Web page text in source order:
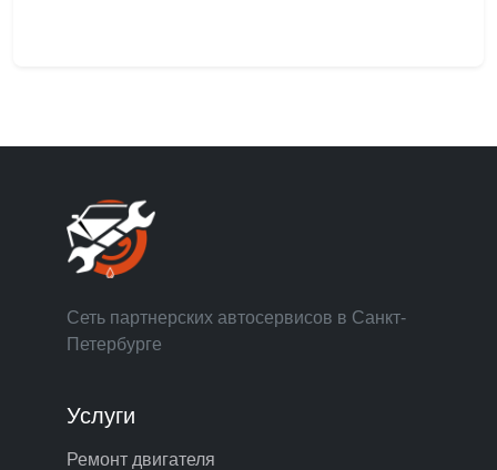
Сеть партнерских автосервисов в Санкт-
Петербурге
Услуги
Ремонт двигателя